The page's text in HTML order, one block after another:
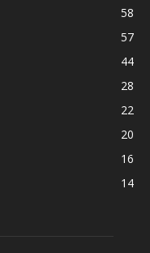
58
57
44
28
22
20
16
14